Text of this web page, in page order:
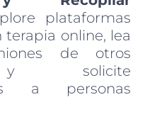
plataformas
terapia online, lea
de otros
y solicite
a personas